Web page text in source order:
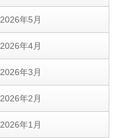
2026年5月
2026年4月
2026年3月
2026年2月
2026年1月